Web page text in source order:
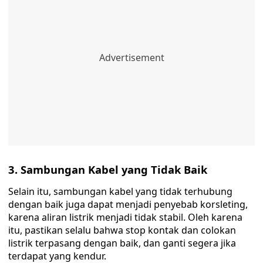
3. Sambungan Kabel yang Tidak Baik
Selain itu, sambungan kabel yang tidak terhubung
dengan baik juga dapat menjadi penyebab korsleting,
karena aliran listrik menjadi tidak stabil. Oleh karena
itu, pastikan selalu bahwa stop kontak dan colokan
listrik terpasang dengan baik, dan ganti segera jika
terdapat yang kendur.